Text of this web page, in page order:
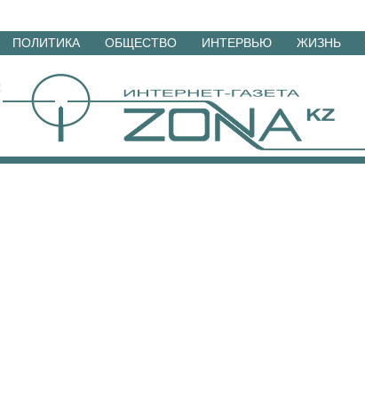
Перейти
материалам
ПОЛИТИКА ОБЩЕСТВО ИНТЕРВЬЮ ЖИЗНЬ